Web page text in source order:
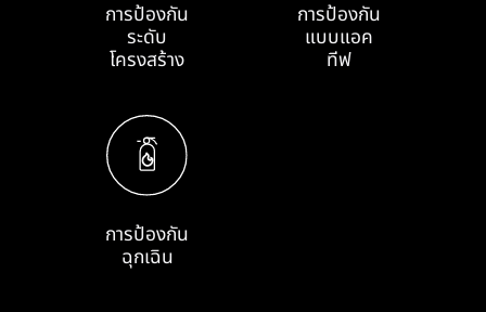
การป้องกัน
ระดับ
โครงสร้าง
การป้องกัน
แบบแอค
ทีฟ
การป้องกัน
ฉุกเฉิน